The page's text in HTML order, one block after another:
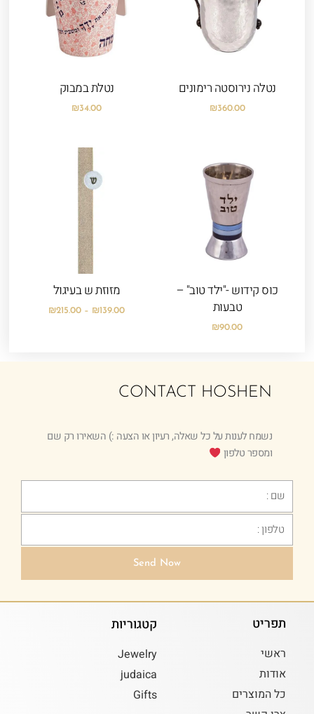
נטלה נירוסטה רימונים
₪360.00
נטלת במבוק
₪34.00
כוס קידוש -"ילד טוב" –
טבעות
₪90.00
מזוזת ש בעיגול
₪139.00
–
₪215.00
CONTACT HOSHEN
נשמח לענות על כל שאלה, רעיון או הצעה :) השאירו רק שם
ומספר טלפון
Phone
Send Now
תפריט
ראשי
אודות
כל המוצרים
קטגוריות
Jewelry
judaica
Gifts